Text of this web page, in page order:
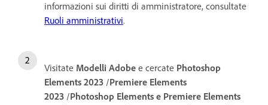
informazioni sui diritti di amministratore, consultate
Ruoli amministrativi.
Visitate Modelli Adobe e cercate Photoshop
Elements 2023 /Premiere Elements
2023 /Photoshop Elements e Premiere Elements